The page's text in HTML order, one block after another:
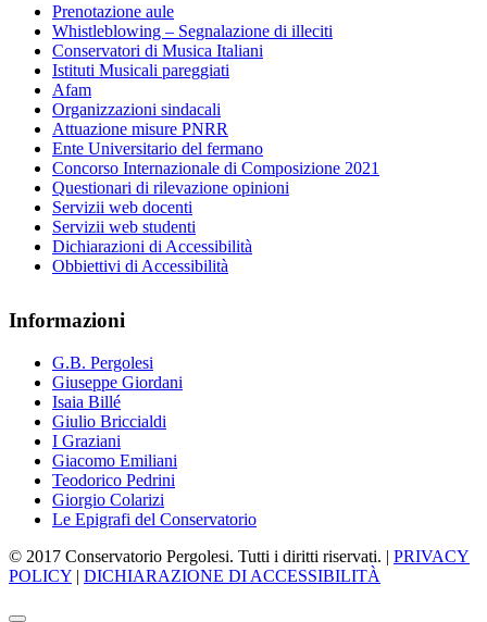
Prenotazione aule
Whistleblowing – Segnalazione di illeciti
Conservatori di Musica Italiani
Istituti Musicali pareggiati
Afam
Organizzazioni sindacali
Attuazione misure PNRR
Ente Universitario del fermano
Concorso Internazionale di Composizione 2021
Questionari di rilevazione opinioni
Servizii web docenti
Servizii web studenti
Dichiarazioni di Accessibilità
Obbiettivi di Accessibilità
Informazioni
G.B. Pergolesi
Giuseppe Giordani
Isaia Billé
Giulio Briccialdi
I Graziani
Giacomo Emiliani
Teodorico Pedrini
Giorgio Colarizi
Le Epigrafi del Conservatorio
© 2017 Conservatorio Pergolesi. Tutti i diritti riservati. | PRIVACY
POLICY | DICHIARAZIONE DI ACCESSIBILITÀ